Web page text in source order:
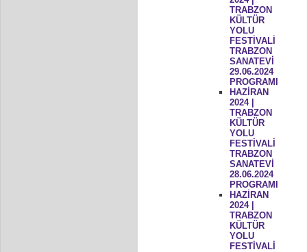
TRABZON
KÜLTÜR
YOLU
FESTİVALİ
TRABZON
SANATEVİ
29.06.2024
PROGRAMI
HAZİRAN
2024 |
TRABZON
KÜLTÜR
YOLU
FESTİVALİ
TRABZON
SANATEVİ
28.06.2024
PROGRAMI
HAZİRAN
2024 |
TRABZON
KÜLTÜR
YOLU
FESTİVALİ